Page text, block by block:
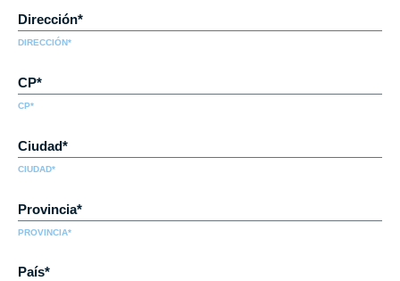
DIRECCIÓN*
CP*
CIUDAD*
PROVINCIA*